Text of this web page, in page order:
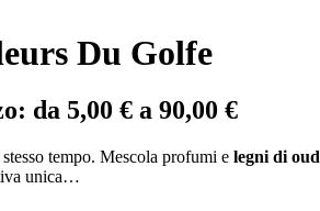
Du Golfe
da 5,00 € a 90,00 €
tempo. Mescola profumi e legni di oud
unica…